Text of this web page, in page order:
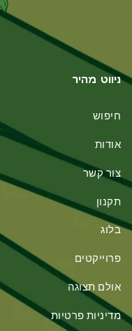
ניווט מהיר
חיפוש
אודות
צור קשר
תקנון
בלוג
פרוייקטים
אולם תצוגה
מדיניות פרטיות